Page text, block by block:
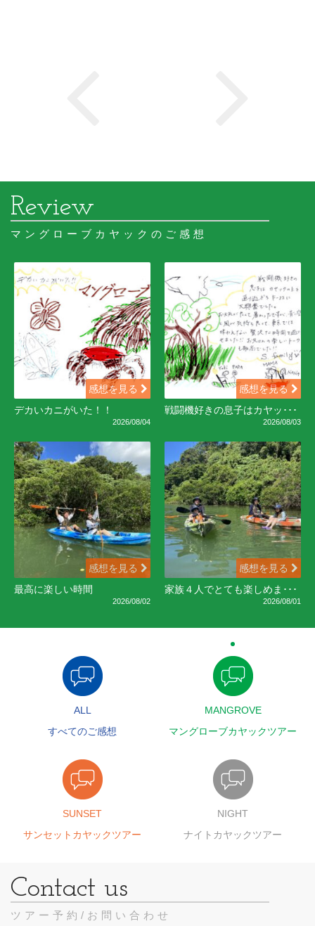
マングローブカヤックのご感想
感想を見る
デカいカニがいた！！
2026/08/04
感想を見る
戦闘機好きの息子はカヤッ･･･
2026/08/03
感想を見る
最高に楽しい時間
2026/08/02
感想を見る
家族４人でとても楽しめま･･･
2026/08/01
ALL
すべてのご感想
MANGROVE
マングローブカヤックツアー
SUNSET
サンセットカヤックツアー
NIGHT
ナイトカヤックツアー
ツアー予約/お問い合わせ